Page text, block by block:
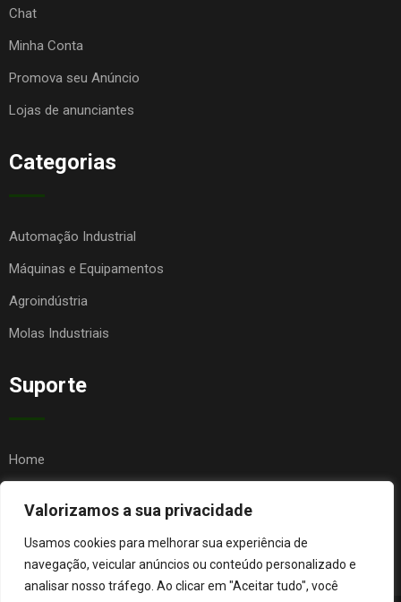
Valorizamos a sua privacidade
Usamos cookies para melhorar sua experiência de
navegação, veicular anúncios ou conteúdo personalizado e
analisar nosso tráfego. Ao clicar em "Aceitar tudo", você
Chat
Minha Conta
Promova seu Anúncio
Lojas de anunciantes
Categorias
Automação Industrial
Máquinas e Equipamentos
Agroindústria
Molas Industriais
Suporte
Home